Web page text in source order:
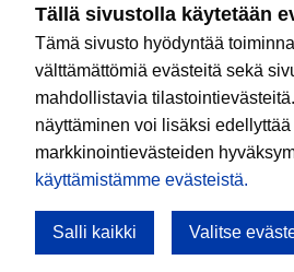
Tällä sivustolla käytetään
Tämä sivusto hyödyntää
välttämättömiä evästeitä sekä
mahdollistavia
näyttäminen voi lisäksi edellyttää
markkinointievästeiden
käyttämistämme evästeistä.​​​​​​
Salli kaikki Valitse
Tietoa evästeistä
Kansallinen senioriliitto ryon
eläkeläisjärjestö, joka edistää
eläkeläisten sosiaalista
sekä valvoo heidän oikeuksiaan
noudattaen. Liitto on puolueisiin
Tule mukaan!